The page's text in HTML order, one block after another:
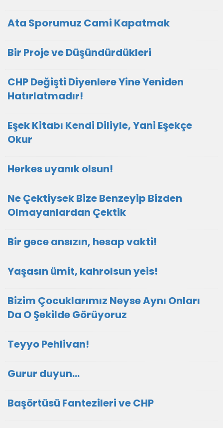
Ata Sporumuz Cami Kapatmak
Bir Proje ve Düşündürdükleri
CHP Değişti Diyenlere Yine Yeniden
Hatırlatmadır!
Eşek Kitabı Kendi Diliyle, Yani Eşekçe
Okur
Herkes uyanık olsun!
Ne Çektiysek Bize Benzeyip Bizden
Olmayanlardan Çektik
Bir gece ansızın, hesap vakti!
Yaşasın ümit, kahrolsun yeis!
Bizim Çocuklarımız Neyse Aynı Onları
Da O Şekilde Görüyoruz
Teyyo Pehlivan!
Gurur duyun...
Başörtüsü Fantezileri ve CHP